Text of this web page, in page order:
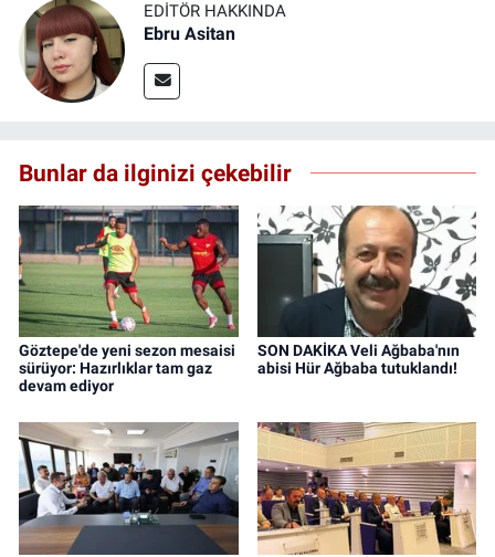
EDITÖR HAKKINDA
Ebru Asitan
Bunlar da ilginizi çekebilir
Göztepe'de yeni sezon mesaisi
sürüyor: Hazırlıklar tam gaz
devam ediyor
SON DAKİKA Veli Ağbaba'nın
abisi Hür Ağbaba tutuklandı!